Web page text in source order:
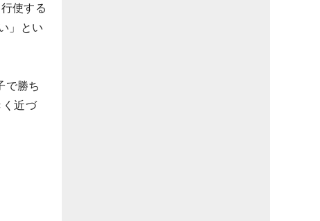
使する
」とい
で勝ち
近づ